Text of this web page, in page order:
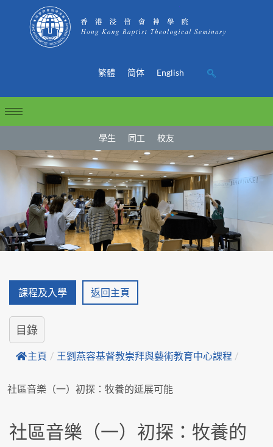
繁體 简体 English
學生 同工 校友
課程及入學 返回主頁
目錄
主頁 / 王劉燕容基督教崇拜與藝術教育中心課程 /
社區音樂（一）初探：牧養的延展可能
社區音樂（一）初探：牧養的